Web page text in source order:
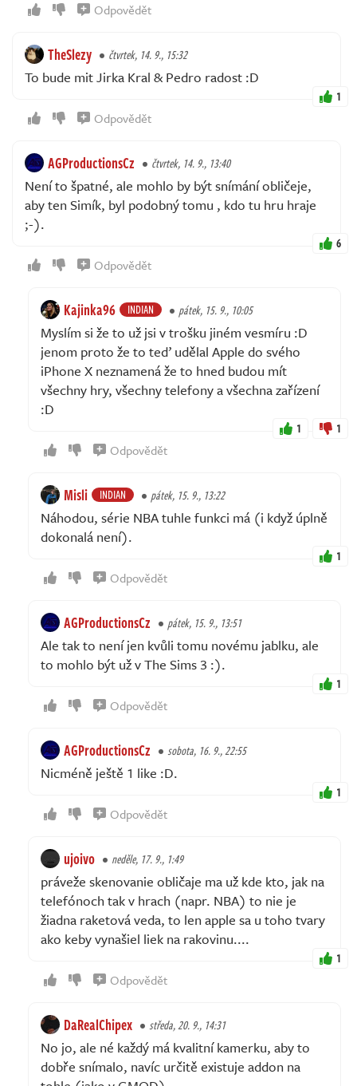
Odpovědět
TheSlezy čtvrtek, 14. 9., 15:32
To bude mit Jirka Kral & Pedro radost :D
1
Odpovědět
AGProductionsCz čtvrtek, 14. 9., 13:40
Není to špatné, ale mohlo by být snímání obličeje,
aby ten Simík, byl podobný tomu , kdo tu hru hraje
;-).
6
Odpovědět
Kajinka96 INDIAN pátek, 15. 9., 10:05
Myslím si že to už jsi v trošku jiném vesmíru :D
jenom proto že to teď udělal Apple do svého
iPhone X neznamená že to hned budou mít
všechny hry, všechny telefony a všechna zařízení
:D
1 1
Odpovědět
Misli INDIAN pátek, 15. 9., 13:22
Náhodou, série NBA tuhle funkci má (i když úplně
dokonalá není).
1
Odpovědět
AGProductionsCz pátek, 15. 9., 13:51
Ale tak to není jen kvůli tomu novému jablku, ale
to mohlo být už v The Sims 3 :).
1
Odpovědět
AGProductionsCz sobota, 16. 9., 22:55
Nicméně ještě 1 like :D.
1
Odpovědět
ujoivo neděle, 17. 9., 1:49
práveže skenovanie obličaje ma už kde kto, jak na
telefónoch tak v hrach (napr. NBA) to nie je
žiadna raketová veda, to len apple sa u toho tvary
ako keby vynašiel liek na rakovinu....
1
Odpovědět
DaRealChipex středa, 20. 9., 14:31
No jo, ale né každý má kvalitní kamerku, aby to
dobře snímalo, navíc určitě existuje addon na